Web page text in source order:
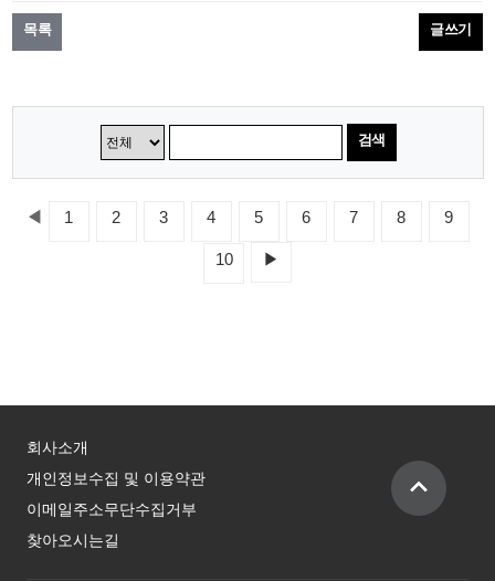
목록 글쓰기
검색
◀ 1 2 3 4 5 6 7 8 9
10 ▶
회사소개
개인정보수집 및 이용약관
이메일주소무단수집거부
찾아오시는길